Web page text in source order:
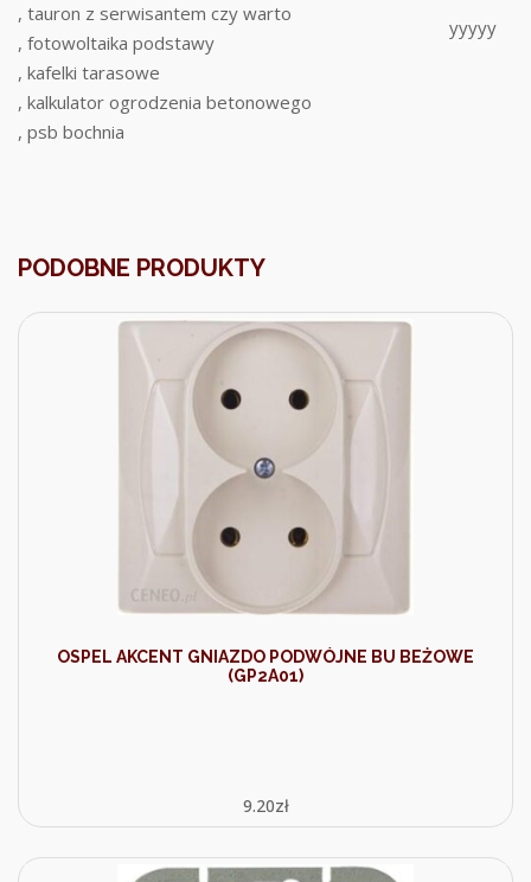
, tauron z serwisantem czy warto
, fotowoltaika podstawy
, kafelki tarasowe
, kalkulator ogrodzenia betonowego
, psb bochnia
yyyyy
PODOBNE PRODUKTY
OSPEL AKCENT GNIAZDO PODWÓJNE BU BEŻOWE
(GP2A01)
9.20zł